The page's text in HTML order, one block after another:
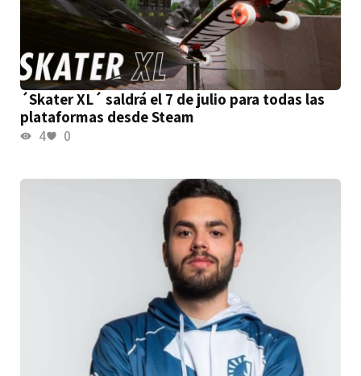
´Skater XL´ saldrá el 7 de julio para todas las
plataformas desde Steam
4 0